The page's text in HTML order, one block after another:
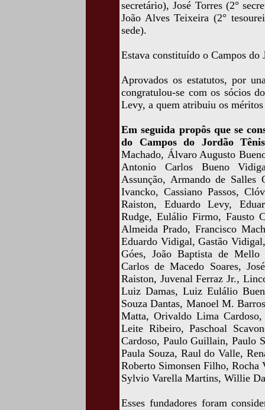
secretário), José Torres (2°
João Alves Teixeira (2°
sede).
Estava constituído o Campos do
Aprovados os estatutos, por
congratulou-se com os sócios
Levy, a quem atribuiu os
Em seguida propôs que se
do Campos do Jordão
Machado, Álvaro Augusto
Antonio Carlos Bueno
Assunção, Armando de
Ivancko, Cassiano Passos,
Raiston, Eduardo Levy,
Rudge, Eulálio Firmo, Fausto
Almeida Prado, Francisco
Eduardo Vidigal, Gastão
Góes, João Baptista de
Carlos de Macedo Soares,
Raiston, Juvenal Ferraz Jr.,
Luiz Damas, Luiz Eulálio
Souza Dantas, Manoel M.
Matta, Orivaldo Lima
Leite Ribeiro, Paschoal
Cardoso, Paulo Guillain, Paulo
Paula Souza, Raul do Valle,
Roberto Simonsen Filho,
Sylvio Varella Martins, Willie
Esses fundadores foram